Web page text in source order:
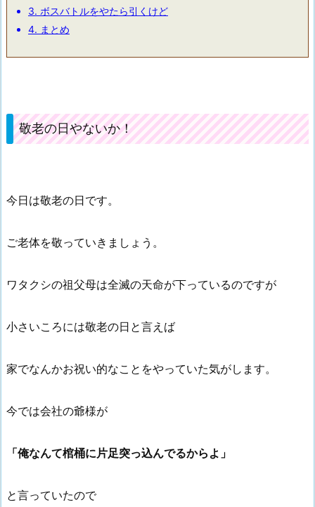
3. ボスバトルをやたら引くけど
4. まとめ
敬老の日やないか！
今日は敬老の日です。
ご老体を敬っていきましょう。
ワタクシの祖父母は全滅の天命が下っているのですが
小さいころには敬老の日と言えば
家でなんかお祝い的なことをやっていた気がします。
今では会社の爺様が
「俺なんて棺桶に片足突っ込んでるからよ」
と言っていたので